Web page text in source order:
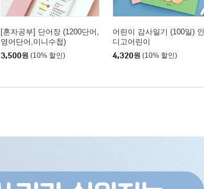
[혼자공부] 단어장 (1200단어,
영어단어,미니수첩)
3,500원 (10% 할인)
어린이 감사일기 (100일) 인
디고어린이
4,320원 (10% 할인)